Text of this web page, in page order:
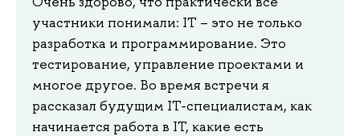
участники понимали: IT – это не только
разработка и программирование. Это
тестирование, управление проектами и
многое другое. Во время встречи я
рассказал будущим IT-специалистам, как
начинается работа в IT, какие есть